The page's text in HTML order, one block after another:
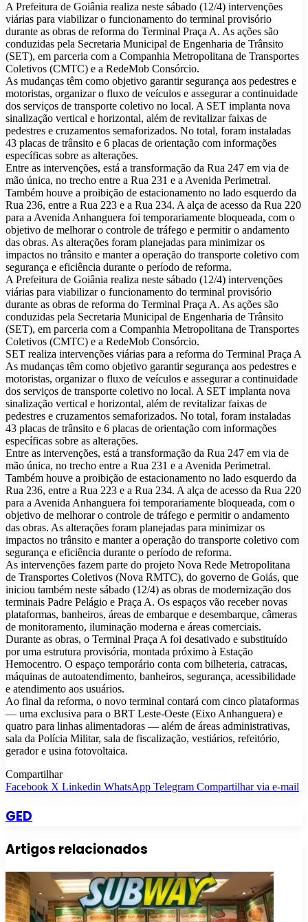
A Prefeitura de Goiânia realiza neste sábado (12/4) intervenções
viárias para viabilizar o funcionamento do terminal provisório
durante as obras de reforma do Terminal Praça A. As ações são
conduzidas pela Secretaria Municipal de Engenharia de Trânsito
(SET), em parceria com a Companhia Metropolitana de Transportes
Coletivos (CMTC) e a RedeMob Consórcio.
As mudanças têm como objetivo garantir segurança aos pedestres e
motoristas, organizar o fluxo de veículos e assegurar a continuidade
dos serviços de transporte coletivo no local. A SET implanta nova
sinalização vertical e horizontal, além de revitalizar faixas de
pedestres e cruzamentos semaforizados. No total, foram instaladas
43 placas de trânsito e 6 placas de orientação com informações
específicas sobre as alterações.
Entre as intervenções, está a transformação da Rua 247 em via de
mão única, no trecho entre a Rua 231 e a Avenida Perimetral.
Também houve a proibição de estacionamento no lado esquerdo da
Rua 236, entre a Rua 223 e a Rua 234. A alça de acesso da Rua 220
para a Avenida Anhanguera foi temporariamente bloqueada, com o
objetivo de melhorar o controle de tráfego e permitir o andamento
das obras. As alterações foram planejadas para minimizar os
impactos no trânsito e manter a operação do transporte coletivo com
segurança e eficiência durante o período de reforma.
A Prefeitura de Goiânia realiza neste sábado (12/4) intervenções
viárias para viabilizar o funcionamento do terminal provisório
durante as obras de reforma do Terminal Praça A. As ações são
conduzidas pela Secretaria Municipal de Engenharia de Trânsito
(SET), em parceria com a Companhia Metropolitana de Transportes
Coletivos (CMTC) e a RedeMob Consórcio.
SET realiza intervenções viárias para a reforma do Terminal Praça A
As mudanças têm como objetivo garantir segurança aos pedestres e
motoristas, organizar o fluxo de veículos e assegurar a continuidade
dos serviços de transporte coletivo no local. A SET implanta nova
sinalização vertical e horizontal, além de revitalizar faixas de
pedestres e cruzamentos semaforizados. No total, foram instaladas
43 placas de trânsito e 6 placas de orientação com informações
específicas sobre as alterações.
Entre as intervenções, está a transformação da Rua 247 em via de
mão única, no trecho entre a Rua 231 e a Avenida Perimetral.
Também houve a proibição de estacionamento no lado esquerdo da
Rua 236, entre a Rua 223 e a Rua 234. A alça de acesso da Rua 220
para a Avenida Anhanguera foi temporariamente bloqueada, com o
objetivo de melhorar o controle de tráfego e permitir o andamento
das obras. As alterações foram planejadas para minimizar os
impactos no trânsito e manter a operação do transporte coletivo com
segurança e eficiência durante o período de reforma.
As intervenções fazem parte do projeto Nova Rede Metropolitana
de Transportes Coletivos (Nova RMTC), do governo de Goiás, que
iniciou também neste sábado (12/4) as obras de modernização dos
terminais Padre Pelágio e Praça A. Os espaços vão receber novas
plataformas, banheiros, áreas de embarque e desembarque, câmeras
de monitoramento, iluminação moderna e áreas comerciais.
Durante as obras, o Terminal Praça A foi desativado e substituído
por uma estrutura provisória, montada próximo à Estação
Hemocentro. O espaço temporário conta com bilheteria, catracas,
máquinas de autoatendimento, banheiros, segurança, acessibilidade
e atendimento aos usuários.
Ao final da reforma, o novo terminal contará com cinco plataformas
— uma exclusiva para o BRT Leste-Oeste (Eixo Anhanguera) e
quatro para linhas alimentadoras — além de áreas administrativas,
sala da Polícia Militar, sala de fiscalização, vestiários, refeitório,
gerador e usina fotovoltaica.
Compartilhar
Facebook X Linkedin WhatsApp Telegram Compartilhar via e-mail
GED
Artigos relacionados